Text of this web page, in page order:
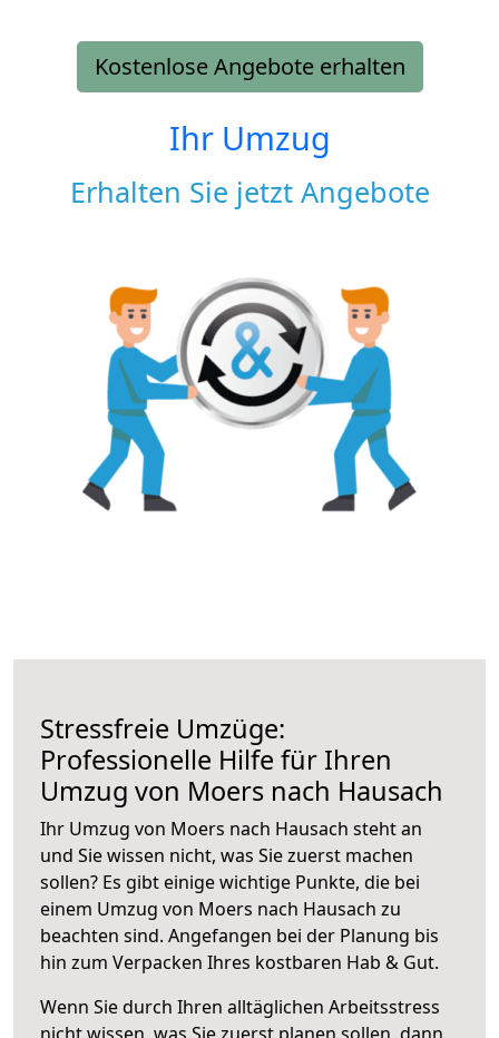
Kostenlose Angebote erhalten
Ihr Umzug
Erhalten Sie jetzt Angebote
Stressfreie Umzüge:
Professionelle Hilfe für Ihren
Umzug von Moers nach Hausach
Ihr Umzug von Moers nach Hausach steht an
und Sie wissen nicht, was Sie zuerst machen
sollen? Es gibt einige wichtige Punkte, die bei
einem Umzug von Moers nach Hausach zu
beachten sind. Angefangen bei der Planung bis
hin zum Verpacken Ihres kostbaren Hab & Gut.
Wenn Sie durch Ihren alltäglichen Arbeitsstress